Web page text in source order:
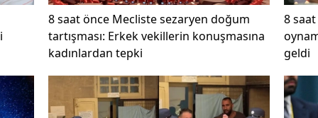
8 saat önce Mecliste sezaryen doğum
tartışması: Erkek vekillerin konuşmasına
kadınlardan tepki
8
geldi